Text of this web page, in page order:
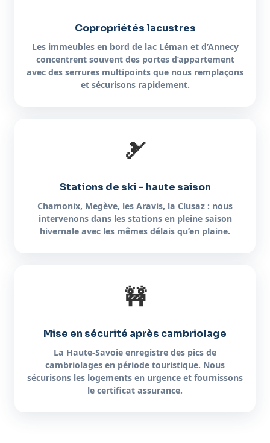
Copropriétés lacustres
Les immeubles en bord de lac Léman et d’Annecy
concentrent souvent des portes d’appartement
avec des serrures multipoints que nous remplaçons
et sécurisons rapidement.
🎿
Stations de ski – haute saison
Chamonix, Megève, les Aravis, la Clusaz : nous
intervenons dans les stations en pleine saison
hivernale avec les mêmes délais qu’en plaine.
🚧
Mise en sécurité après cambriolage
La Haute-Savoie enregistre des pics de
cambriolages en période touristique. Nous
sécurisons les logements en urgence et fournissons
le certificat assurance.